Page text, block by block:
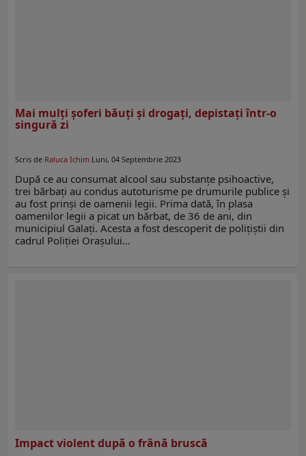
Mai mulţi şoferi băuți și drogați, depistați într-o
singură zi
Scris de Raluca Ichim Luni, 04 Septembrie 2023
După ce au consumat alcool sau substanțe psihoactive,
trei bărbați au condus autoturisme pe drumurile publice și
au fost prinşi de oamenii legii. Prima dată, în plasa
oamenilor legii a picat un bărbat, de 36 de ani, din
municipiul Galați. Acesta a fost descoperit de polițiștii din
cadrul Poliției Orașului…
Impact violent după o frână bruscă